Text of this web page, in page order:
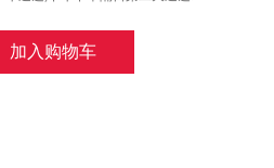
加入购物车